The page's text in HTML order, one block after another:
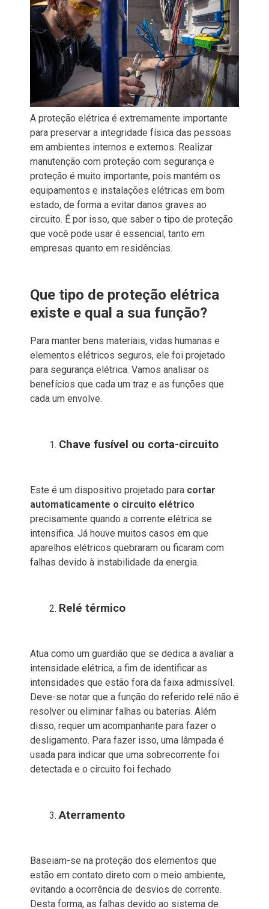
A proteção elétrica é extremamente importante
para preservar a integridade física das pessoas
em ambientes internos e externos. Realizar
manutenção com proteção com segurança e
proteção é muito importante, pois mantém os
equipamentos e instalações elétricas em bom
estado, de forma a evitar danos graves ao
circuito. É por isso, que saber o tipo de proteção
que você pode usar é essencial, tanto em
empresas quanto em residências.
Que tipo de proteção elétrica
existe e qual a sua função?
Para manter bens materiais, vidas humanas e
elementos elétricos seguros, ele foi projetado
para segurança elétrica. Vamos analisar os
benefícios que cada um traz e as funções que
cada um envolve.
Chave fusível ou corta-circuito
Este é um dispositivo projetado para cortar
automaticamente o circuito elétrico
precisamente quando a corrente elétrica se
intensifica. Já houve muitos casos em que
aparelhos elétricos quebraram ou ficaram com
falhas devido à instabilidade da energia.
Relé térmico
Atua como um guardião que se dedica a avaliar a
intensidade elétrica, a fim de identificar as
intensidades que estão fora da faixa admissível.
Deve-se notar que a função do referido relé não é
resolver ou eliminar falhas ou baterias. Além
disso, requer um acompanhante para fazer o
desligamento. Para fazer isso, uma lâmpada é
usada para indicar que uma sobrecorrente foi
detectada e o circuito foi fechado.
Aterramento
Baseiam-se na proteção dos elementos que
estão em contato direto com o meio ambiente,
evitando a ocorrência de desvios de corrente.
Desta forma, as falhas devido ao sistema de